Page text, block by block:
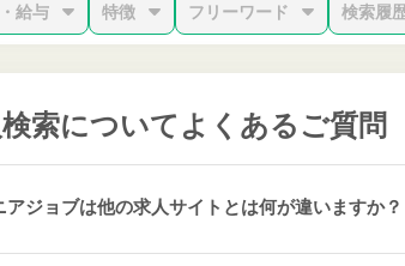
給与 特徴 フリーワード 検索履
索について よくあるご質問
アジョブは他の求人サイトとは何が違いますか？